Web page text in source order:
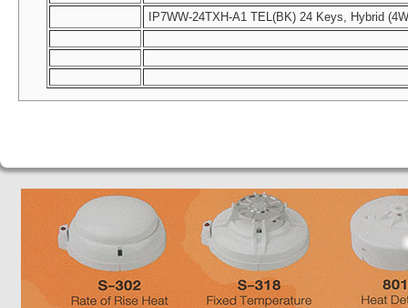
IP7WW-24TXH-A1 TEL(BK) 24 Keys, Hybrid